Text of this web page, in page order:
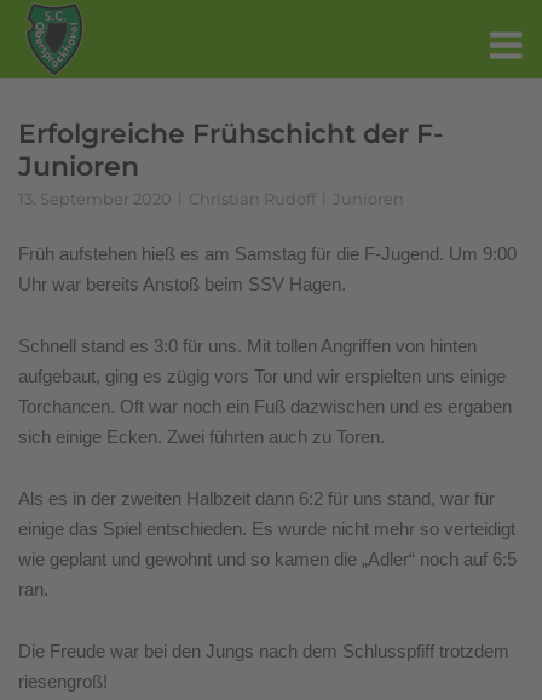
Erfolgreiche Frühschicht der F-
Junioren
13. September 2020 Christian Rudoff Junioren
Früh aufstehen hieß es am Samstag für die F-Jugend. Um 9:00
Uhr war bereits Anstoß beim SSV Hagen.
Schnell stand es 3:0 für uns. Mit tollen Angriffen von hinten
aufgebaut, ging es zügig vors Tor und wir erspielten uns einige
Torchancen. Oft war noch ein Fuß dazwischen und es ergaben
sich einige Ecken. Zwei führten auch zu Toren.
Als es in der zweiten Halbzeit dann 6:2 für uns stand, war für
einige das Spiel entschieden. Es wurde nicht mehr so verteidigt
wie geplant und gewohnt und so kamen die „Adler“ noch auf 6:5
ran.
Die Freude war bei den Jungs nach dem Schlusspfiff trotzdem
riesengroß!